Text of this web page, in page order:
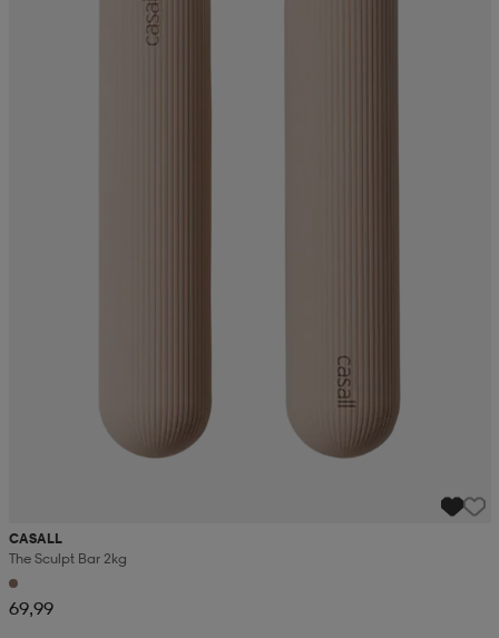
CASALL
The Sculpt Bar 2kg
69,99